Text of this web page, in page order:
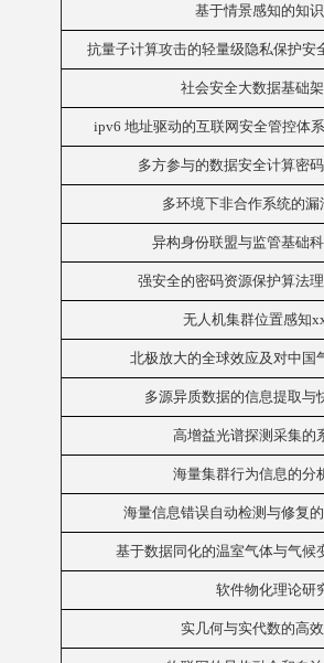
基于情景感知的知
抗量子计算攻击的轻量级隐私保护安
社会安全大数据基础
ipv6 地址驱动的互联网安全管控体
多方参与的数据安全计算密
多环境下非合作系统的
异构身份联盟与监管基础
强安全的密码资源保护算法
无人机集群位置感知
北极放大的全球效应及对中国
多源异质数据的信息提取与
高增益光谱探测采集的
海量集群行为信息的分
海量信息错误自动检测与修复
基于数据同化的温室气体与气候
软件物化理论研
实几何与实代数的高